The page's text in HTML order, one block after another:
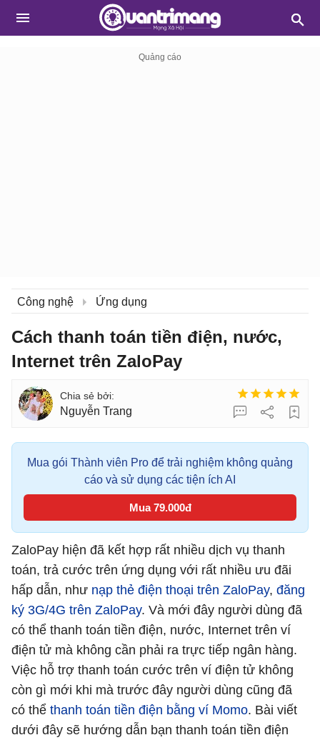
Công nghệ Ứng dụng
Cách thanh toán tiền điện, nước,
Internet trên ZaloPay
Nguyễn Trang
Mua gói Thành viên Pro để trải nghiệm không quảng
cáo và sử dụng các tiện ích AI
Mua 79.000đ
ZaloPay hiện đã kết hợp rất nhiều dịch vụ thanh
toán, trả cước trên ứng dụng với rất nhiều ưu đãi
hấp dẫn, như nạp thẻ điện thoại trên ZaloPay, đăng
ký 3G/4G trên ZaloPay. Và mới đây người dùng đã
có thể thanh toán tiền điện, nước, Internet trên ví
điện tử mà không cần phải ra trực tiếp ngân hàng.
Việc hỗ trợ thanh toán cước trên ví điện tử không
còn gì mới khi mà trước đây người dùng cũng đã
có thể thanh toán tiền điện bằng ví Momo. Bài viết
dưới đây sẽ hướng dẫn bạn thanh toán tiền điện